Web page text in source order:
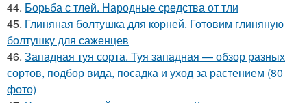
44. Борьба с тлей. Народные средства от тли
45. Глиняная болтушка для корней. Готовим глиняную
болтушку для саженцев
46. Западная туя сорта. Туя западная — обзор разных
сортов, подбор вида, посадка и уход за растением (80
фото)